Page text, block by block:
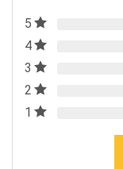
5
4
3
2
1